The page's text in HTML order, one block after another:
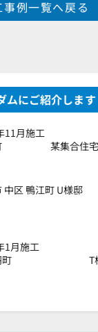
様邸
浜松市
事例一覧へ戻る
ムにご紹介します
年11月施工
某集合住宅
中区 鴨江町 U様邸
年1月施工
羽町 T様